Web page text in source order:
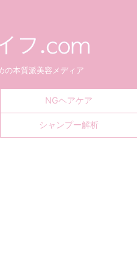
の本質派美容メディア
NGヘアケア
シャンプー解析